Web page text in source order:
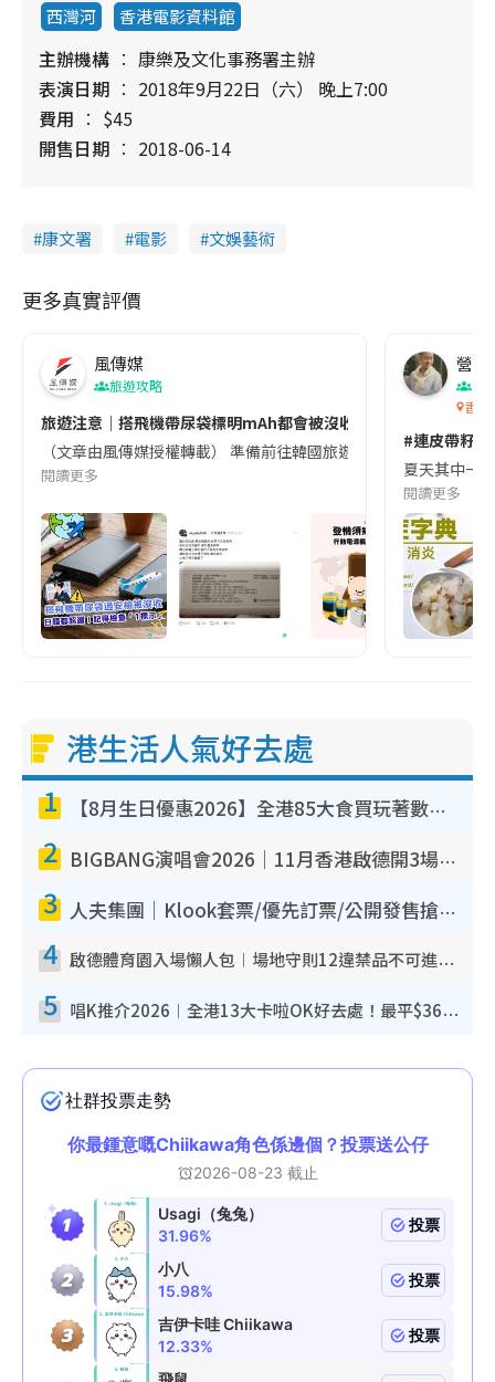
西灣河 香港電影資料館
主辦機構
康樂及文化事務署主辦
表演日期
2018年9月22日（六） 晚上7:00
費用
$45
開售日期
2018-06-14
康文署 電影 文娛藝術
更多真實評價
風傳媒
旅遊攻略
旅遊注意｜搭飛機帶尿袋標明mAh都會被沒收😱出發前切記檢查
（文章由風傳媒授權轉載） 準備前往韓國旅遊的民眾，近期要
閱讀更多
營養
香港
#連皮帶籽
夏天其中一
閱讀更多
港生活人氣好去處
1 【8月生日優惠2026】全港85大食買玩著數攻略 自助餐/火鍋放題同行免費＋誠品/DONKI送現金券
2 BIGBANG演唱會2026｜11月香港啟德開3場！實名制VIP申請、優先購票攻略
3 人夫集團｜Klook套票/優先訂票/公開發售搶飛攻略！附票價.購票連結.場地座位表
4 啟德體育園入場懶人包︱場地守則12違禁品不可進場准帶細水樽但全場禁樽蓋！應援牌有限制！
5 唱K推介2026︱全港13大卡啦OK好去處！最平$36起 日文K都有！(附地址+收費詳情)